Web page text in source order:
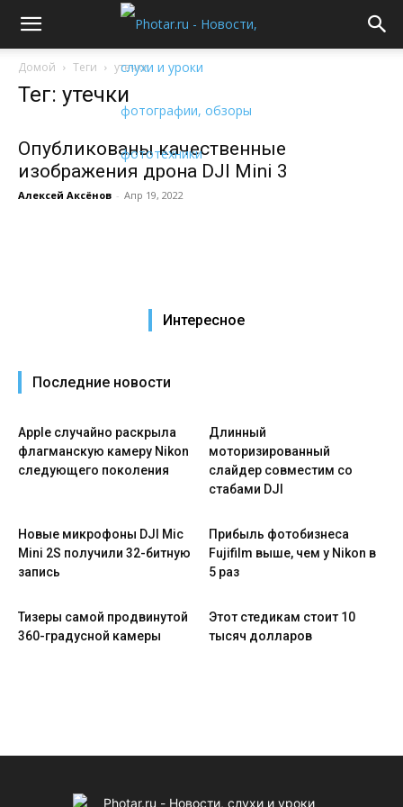
Домой Теги утечки
Тег: утечки
Опубликованы качественные
изображения дрона DJI Mini 3
Алексей Аксёнов - Апр 19, 2022
Интересное
Последние новости
Apple случайно раскрыла
флагманскую камеру Nikon
следующего поколения
Длинный
моторизированный
слайдер совместим со
стабами DJI
Новые микрофоны DJI Mic
Mini 2S получили 32-битную
запись
Прибыль фотобизнеса
Fujifilm выше, чем у Nikon в
5 раз
Тизеры самой продвинутой
360-градусной камеры
Этот стедикам стоит 10
тысяч долларов